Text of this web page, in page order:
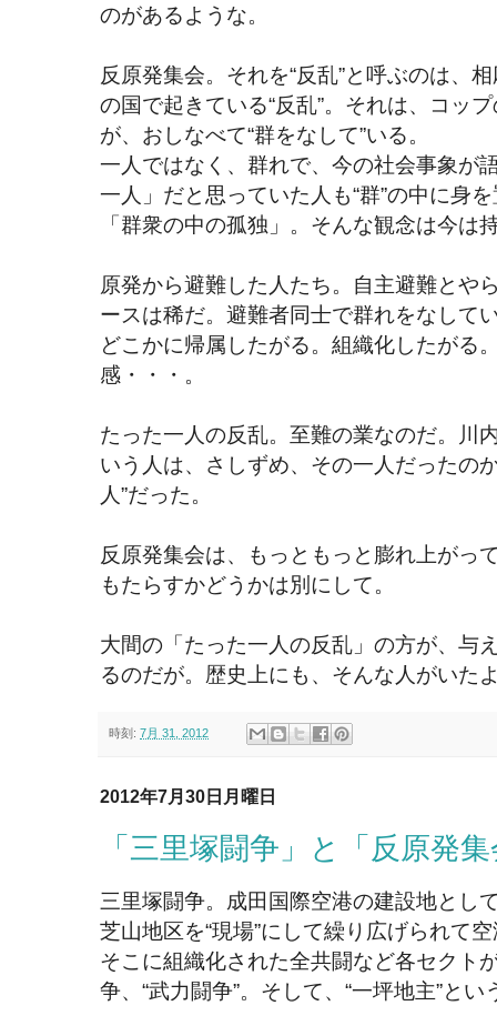
のがあるような。
反原発集会。それを“反乱”と呼ぶのは、
の国で起きている“反乱”。それは、コッ
が、おしなべて“群をなして”いる。
一人ではなく、群れで、今の社会事象が
一人」だと思っていた人も“群”の中に身
「群衆の中の孤独」。そんな観念は今は
原発から避難した人たち。自主避難とや
ースは稀だ。避難者同士で群れをなして
どこかに帰属したがる。組織化したがる
感・・・。
たった一人の反乱。至難の業なのだ。川
いう人は、さしずめ、その一人だったの
人”だった。
反原発集会は、もっともっと膨れ上がっ
もたらすかどうかは別にして。
大間の「たった一人の反乱」の方が、与
るのだが。歴史上にも、そんな人がいた
時刻: 7月 31, 2012
2012年7月30日月曜日
「三里塚闘争」と「反原発
三里塚闘争。成田国際空港の建設地とし
芝山地区を“現場”にして繰り広げられて
そこに組織化された全共闘など各セクト
争、“武力闘争”。そして、“一坪地主”と